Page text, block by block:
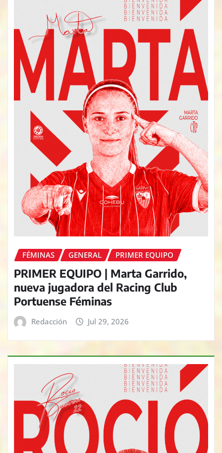
FÉMINAS GENERAL PRIMER EQUIPO
PRIMER EQUIPO | Marta Garrido,
nueva jugadora del Racing Club
Portuense Féminas
Redacción Jul 29, 2026